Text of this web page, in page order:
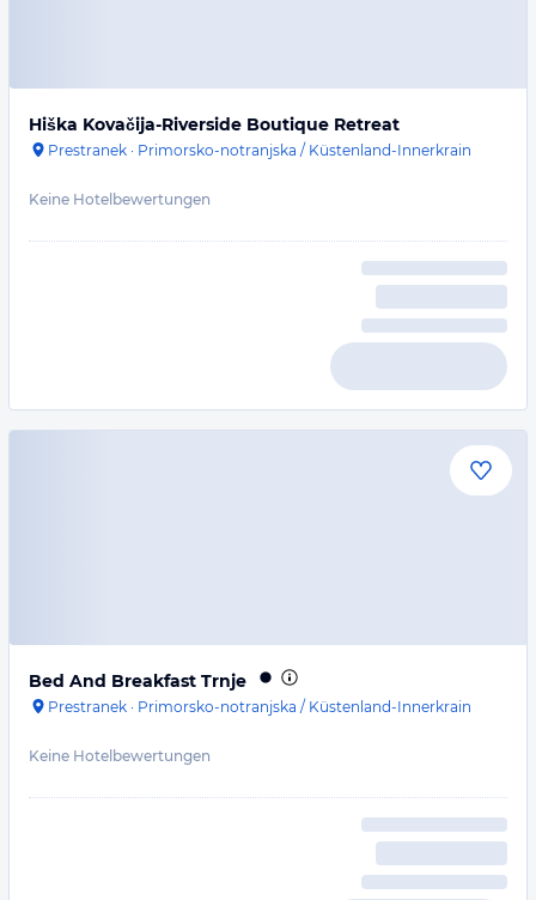
Hiška Kovačija-Riverside Boutique Retreat
Prestranek · Primorsko-notranjska / Küstenland-Innerkrain
Keine Hotelbewertungen
Bed And Breakfast Trnje
Prestranek · Primorsko-notranjska / Küstenland-Innerkrain
Keine Hotelbewertungen